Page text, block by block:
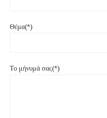
Θέμα(*)
Το μήνυμά σας(*)